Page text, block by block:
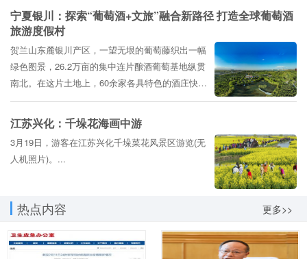
至2023年3月31日。自2023年4月1日起，启用出生
医学证明(第七版)。 出生医学证明(第七版)将出生
医学证明(第六...
宁夏银川：探索“葡萄酒+文旅”融合新路径 打造全球葡萄酒
旅游度假村
贺兰山东麓银川产区，一望无垠的葡萄藤织出一幅
绿色图景，26.2万亩的集中连片酿酒葡萄基地纵贯
南北。在这片土地上，60余家各具特色的酒庄快速
成长，各自书写着不同的华彩乐章。 宁夏银...
江苏兴化：千垛花海画中游
3月19日，游客在江苏兴化千垛菜花风景区游览(无
人机照片)。...
热点内容 更多>>